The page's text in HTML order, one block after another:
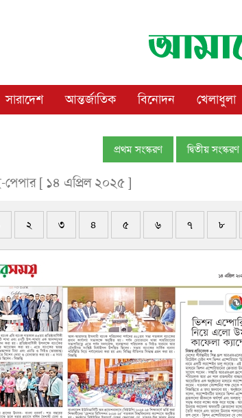
সারাদেশ আন্তর্জাতিক বিনোদন খেলাধুলা
প্রথম সংস্করণ দ্বিতীয় সংস্করণ
পেপার [ ১৪ এপ্রিল ২০২৫ ]
২ ৩ ৪ ৫ ৬ ৭ ৮